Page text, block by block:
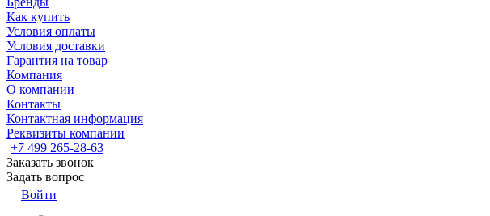
Как купить
Условия оплаты
Условия доставки
Гарантия на товар
Компания
О компании
Контакты
Контактная информация
Реквизиты компании
+7 499 265-28-63
Заказать звонок
Задать вопрос
Войти